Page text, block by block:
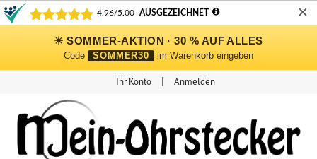
✕
☀ SOMMER-AKTION · 30 % AUF ALLES
Code SOMMER30 im Warenkorb eingeben
Ihr Konto Anmelden